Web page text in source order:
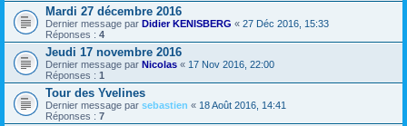
Mardi 27 décembre 2016
Dernier message par Didier KENISBERG « 27 Déc 2016, 15:33
Réponses : 4
Jeudi 17 novembre 2016
Dernier message par Nicolas « 17 Nov 2016, 22:00
Réponses : 1
Tour des Yvelines
Dernier message par sebastien « 18 Août 2016, 14:41
Réponses : 7